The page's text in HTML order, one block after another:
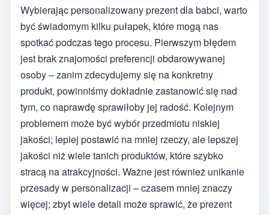
Wybierając personalizowany prezent dla babci, warto
być świadomym kilku pułapek, które mogą nas
spotkać podczas tego procesu. Pierwszym błędem
jest brak znajomości preferencji obdarowywanej
osoby – zanim zdecydujemy się na konkretny
produkt, powinniśmy dokładnie zastanowić się nad
tym, co naprawdę sprawiłoby jej radość. Kolejnym
problemem może być wybór przedmiotu niskiej
jakości; lepiej postawić na mniej rzeczy, ale lepszej
jakości niż wiele tanich produktów, które szybko
stracą na atrakcyjności. Ważne jest również unikanie
przesady w personalizacji – czasem mniej znaczy
więcej; zbyt wiele detali może sprawić, że prezent